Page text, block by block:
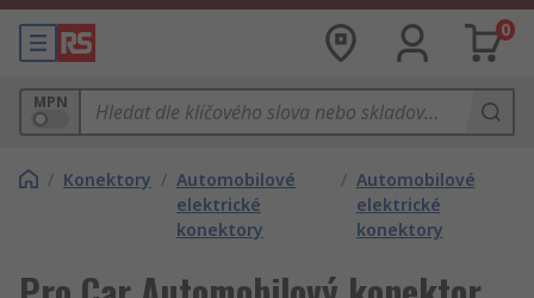
0
MPN
/ Konektory / Automobilové
elektrické
konektory
/ Automobilové
elektrické
konektory